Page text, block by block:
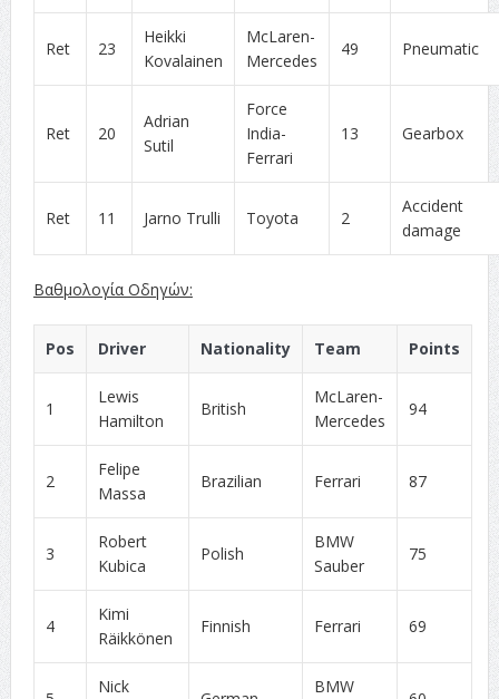
Ret 23
Heikki
Kovalainen
McLaren-
Mercedes
49 Pneumatic
Ret 20
Adrian
Sutil
Force
India-
Ferrari
13 Gearbox
Ret 11 Jarno Trulli Toyota 2
Accident
damage
Βαθμολογία Οδηγών:
Pos Driver Nationality Team Points
1
Lewis
Hamilton
British
McLaren-
Mercedes
94
2
Felipe
Massa
Brazilian Ferrari 87
3
Robert
Kubica
Polish
BMW
Sauber
75
4
Kimi
Räikkönen
Finnish Ferrari 69
Nick BMW